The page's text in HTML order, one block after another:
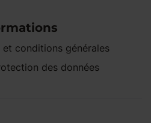
et conditions générales
des données